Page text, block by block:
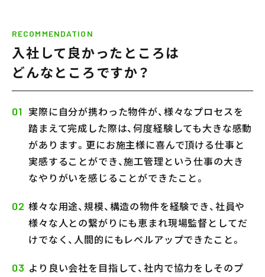
RECOMMENDATION
入社して良かったところは
どんなところですか？
01 実際に自分が携わった物件が、様々なプロセスを
踏まえて完成した際は、何度経験しても大きな感動
があります。更にお施主様に喜んで頂ける仕事と
実感することができ、施工管理という仕事の大き
なやりがいを感じることができたこと。
02 様々な用途、規模、構造の物件を経験でき、社員や
様々な人との繋がりにも恵まれ現場監督としてだ
けでなく、人間的にもレベルアップできたこと。
03 より良い会社を目指して、社内で協力をしそのプ